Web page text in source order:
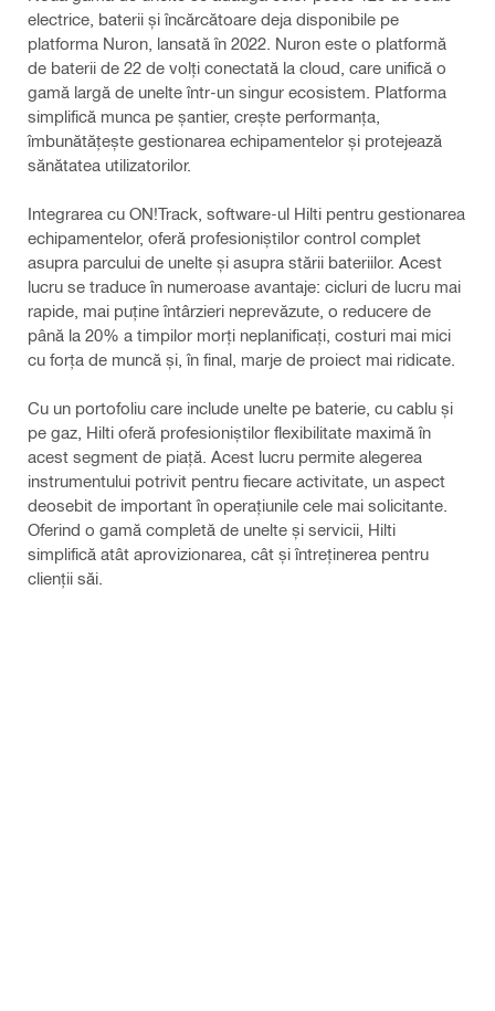
electrice, baterii și încărcătoare deja disponibile pe
platforma Nuron, lansată în 2022. Nuron este o platformă
de baterii de 22 de volți conectată la cloud, care unifică o
gamă largă de unelte într-un singur ecosistem. Platforma
simplifică munca pe șantier, crește performanța,
îmbunătățește gestionarea echipamentelor și protejează
sănătatea utilizatorilor.
Integrarea cu ON!Track, software-ul Hilti pentru gestionarea
echipamentelor, oferă profesioniștilor control complet
asupra parcului de unelte și asupra stării bateriilor. Acest
lucru se traduce în numeroase avantaje: cicluri de lucru mai
rapide, mai puține întârzieri neprevăzute, o reducere de
până la 20% a timpilor morți neplanificați, costuri mai mici
cu forța de muncă și, în final, marje de proiect mai ridicate.
Cu un portofoliu care include unelte pe baterie, cu cablu și
pe gaz, Hilti oferă profesioniștilor flexibilitate maximă în
acest segment de piață. Acest lucru permite alegerea
instrumentului potrivit pentru fiecare activitate, un aspect
deosebit de important în operațiunile cele mai solicitante.
Oferind o gamă completă de unelte și servicii, Hilti
simplifică atât aprovizionarea, cât și întreținerea pentru
clienții săi.